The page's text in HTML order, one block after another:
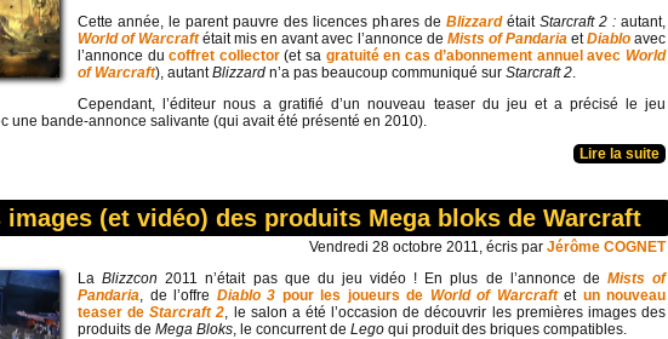
Cette année, le parent pauvre des licences phares de Blizzard était Starcraft 2 :autant,
World of Warcraftétait mis en avant avec l’annonce de Mists of PandariaetDiablo avec
l’annonce ducoffret collector(et sagratuité en cas d’abonnement annuel avecWorld
of Warcraft), autantBlizzard n’a pas beaucoup communiqué sur Starcraft 2.
Cependant, l’éditeur nous a gratifié d’un nouveau teaser du jeu et a précisé le jeu
une bande-annonce salivante (qui avait été présenté en 2010).
Lire la suite
images (et vidéo) des produits Mega bloks de Warcraft
Vendredi 28 octobre 2011, écris par Jérôme COGNET
LaBlizzcon 2011 n’était pas que du jeu vidéo ! En plus de l’annonce de Mists of
Pandaria, de l’offre Diablo 3 pour les joueurs de World of Warcraft et un nouveau
teaser deStarcraft 2, le salon a été l’occasion de découvrir les premières images des
produits de Mega Bloks, le concurrent de Lego qui produit des briques compatibles.